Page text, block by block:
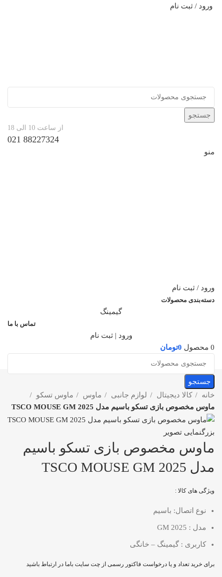
ورود / ثبت نام
جستجو
از ساعت 10 الی 18
88227324 021
منو
ورود / ثبت نام
دسته‌بندی محصولات
گیمینگ
تماس با ما
ورود | ثبت نام
0 محصول 0تومان
جستجو
خانه
کالا دیجیتال لوازم جانبی ماوس
ماوس تسکو
ماوس مخصوص بازی تسکو باسیم مدل TSCO MOUSE GM 2025
بزرگنمایی تصویر
ماوس مخصوص بازی تسکو باسیم
مدل TSCO MOUSE GM 2025
ویژگی های کالا :
نوع اتصال: باسیم
مدل : GM 2025
کاربری : گیمینگ – خانگی
برای خرید تعداد و یا درخواست فاکتور رسمی از چت سایت باما در ارتباط باشید